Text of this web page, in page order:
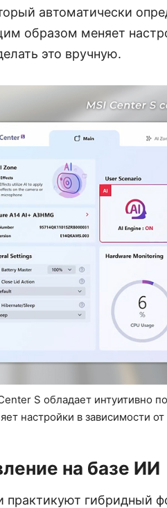
автоматически
образом меняет
это вручную.
S обладает интуитивно
настройки в зависимости
на базе ИИ
практикуют гибридный